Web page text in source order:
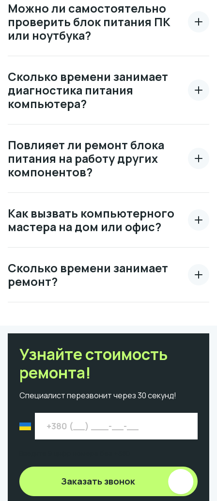
Можно ли самостоятельно
проверить блок питания ПК
или ноутбука?
Сколько времени занимает
диагностика питания
компьютера?
Повлияет ли ремонт блока
питания на работу других
компонентов?
Как вызвать компьютерного
мастера на дом или офис?
Сколько времени занимает
ремонт?
Узнайте стоимость
ремонта!
Специалист перезвонит через 30 секунд!
Заказать звонок